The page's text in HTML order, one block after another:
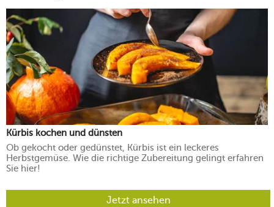
Kürbis kochen und dünsten
Ob gekocht oder gedünstet, Kürbis ist ein leckeres
Herbstgemüse. Wie die richtige Zubereitung gelingt erfahren
Sie hier!
Jetzt ansehen